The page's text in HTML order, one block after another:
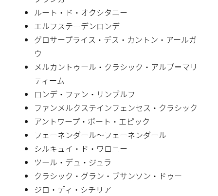
ルート・ド・オクシタニー
エルフステーデンロンデ
グロサープライス・デス・カントン・アールガ
ウ
メルカントゥール・クラシック・アルプ＝マリ
ティーム
ロンデ・ファン・リンブルフ
ファンメルクステインフェンセス・クラシック
アントワープ・ポート・エピック
フェーネンダール〜フェーネンダール
シルキュイ・ド・ワロニー
ツール・デュ・ジュラ
クラシック・グラン・ブサンソン・ドゥー
ジロ・ディ・シチリア